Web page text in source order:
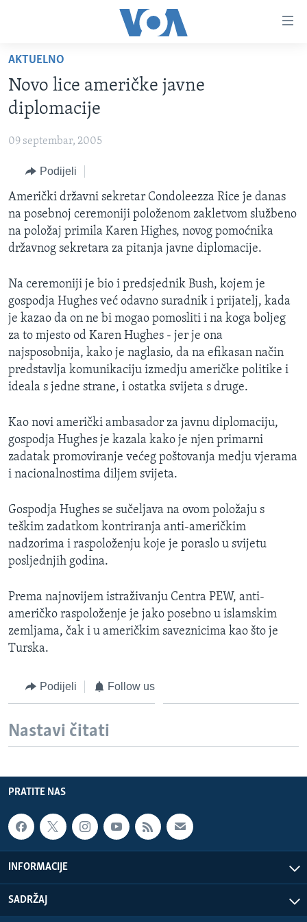
glavni
sadržaj
Pređi
na
glavnu
navigaciju
pretragu
TV PROGRAM
VIDEO
FOTOGRAFIJE DANA
VIJESTI
SJEDINJENE AMERIČKE DRŽAVE
BOSNA I HERCEGOVINA
SVIJET
NAUKA I TEHNOLOGIJA
SPECIJALNI PROJEKTI
KORUPCIJA
SLOBODA MEDIJA
IZBJEGLIČKA STRANA
MAGAZIN
O GLASU AMERIKE
Learning English
PRATITE NAS
AKTUELNO
Novo lice američke javne
diplomacije
09 septembar, 2005
Podijeli
Američki državni sekretar Condoleezza Rice je danas
na posebnoj ceremoniji položenom zakletvom službeno
na položaj primila Karen Highes, novog pomoćnika
državnog sekretara za pitanja javne diplomacije.
Na ceremoniji je bio i predsjednik Bush, kojem je
gospodja Hughes već odavno suradnik i prijatelj, kada
je kazao da on ne bi mogao pomosliti i na koga boljeg
za to mjesto od Karen Hughes - jer je ona
najsposobnija, kako je naglasio, da na efikasan način
predstavlja komunikaciju izmedju američke politike i
ideala s jedne strane, i ostatka svijeta s druge.
Kao novi američki ambasador za javnu diplomaciju,
gospodja Hughes je kazala kako je njen primarni
zadatak promoviranje većeg poštovanja medju vjerama
i nacionalnostima diljem svijeta.
Gospodja Hughes se sučeljava na ovom položaju s
teškim zadatkom kontriranja anti-američkim
nadzorima i raspoloženju koje je poraslo u svijetu
posljednjih godina.
Prema najnovijem istraživanju Centra PEW, anti-
američko raspoloženje je jako posebno u islamskim
zemljama, čak i u američkim saveznicima kao što je
Turska.
Podijeli Follow us
Nastavi čitati
PRATITE NAS
INFORMACIJE
SADRŽAJ